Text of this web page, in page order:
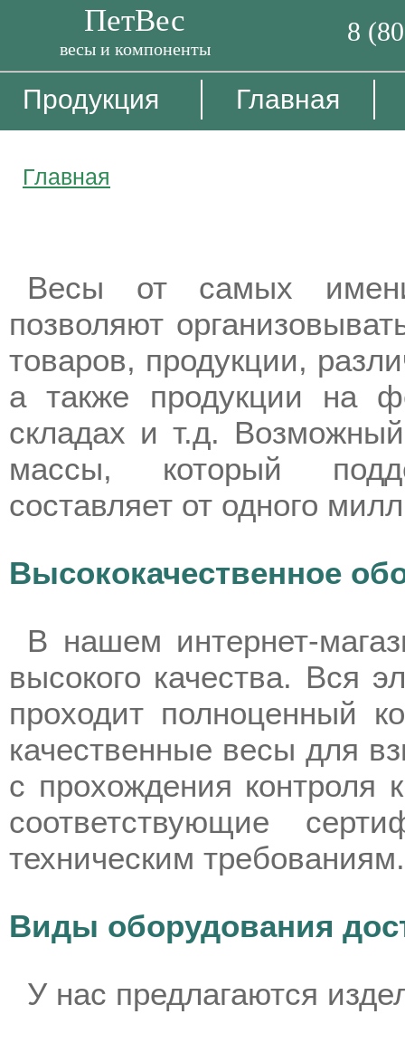
ПетВес
весы и компоненты
8
Продукция Главная
Главная
Весы от самых
позволяют
товаров, продукции,
а также продукции на
складах и т.д.
массы, который
составляет от одного
Высококачественное
В нашем интернет-
высокого качества. Вся
проходит полноценный
качественные весы для
с прохождения контроля
соответствующие
техническим требованиям.
Виды оборудования
У нас предлагаются